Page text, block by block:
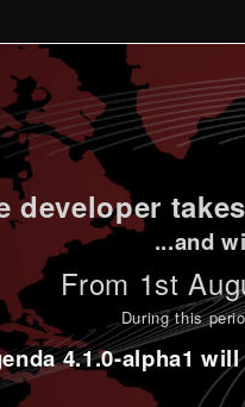
developer
...and
From 1st
During this
4.1.0-alpha1